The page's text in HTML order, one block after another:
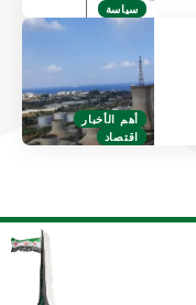
سياسة
أهم الأخبار
اقتصاد